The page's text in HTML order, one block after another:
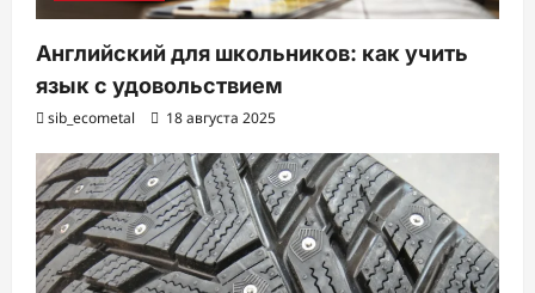
Английский для школьников: как учить
язык с удовольствием
sib_ecometal 18 августа 2025